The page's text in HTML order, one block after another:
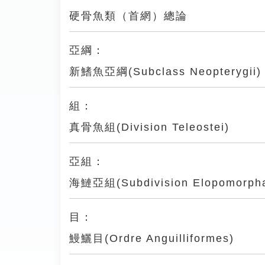
硬骨魚類（首網）總論
亞綱：
新鰭魚亞綱(Subclass Neopterygii)
組：
真骨魚組(Division Teleostei)
亞組：
海鰱亞組(Subdivision
目：
鰻鱺目(Ordre Anguilliformes)